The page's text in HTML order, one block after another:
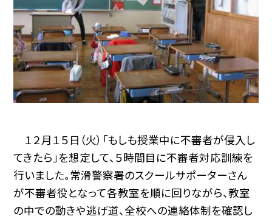
１２月１５日（火）「もしも授業中に不審者が侵入し
てきたら」を想定して、５時間目に不審者対応訓練を
行いました。常滑警察署のスクールサポーターさん
が不審者役となって各教室を順に回りながら、教室
の中での動きや逃げ道、全校への連絡体制を確認し